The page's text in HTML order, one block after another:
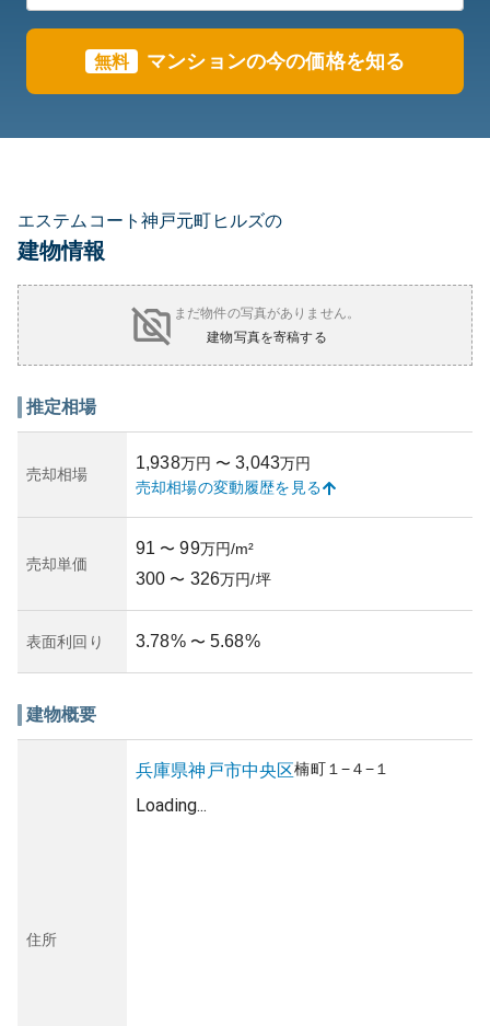
無料 マンションの今の価格を知る
エステムコート神戸元町ヒルズの
建物情報
まだ物件の写真がありません。
建物写真を寄稿する
推定相場
売却相場
1,938万円 〜 3,043万円
売却相場の変動履歴を見る
売却単価
91 〜 99万円/m²
300 〜 326万円/坪
表面利回り 3.78% 〜 5.68%
建物概要
住所
兵庫県神戸市中央区楠町１−４−１
Loading...